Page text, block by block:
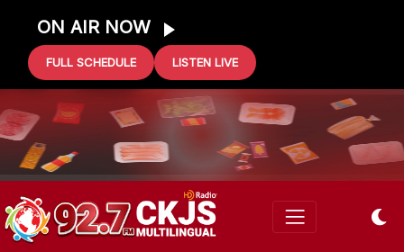
ON AIR NOW
FULL SCHEDULE LISTEN LIVE
GIFT CARD